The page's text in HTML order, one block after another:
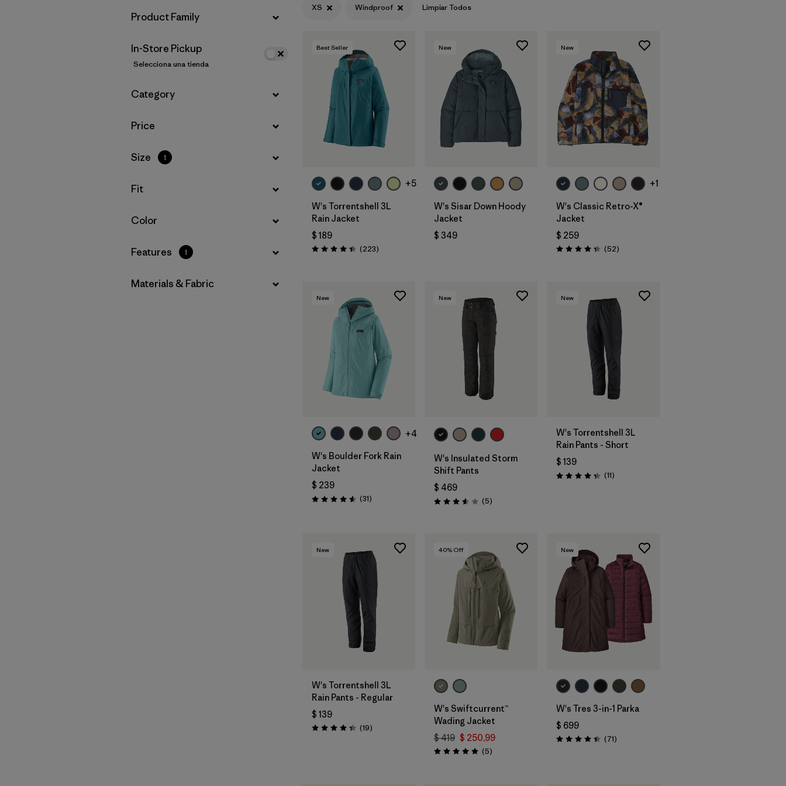
Filtrar por
Features
Filtrar por
Materials & Fabric
Filtrar por
Product Family
In-Store Pickup
Selecciona una tienda
Filtrar por
Category
Filtrar por
Price
Filtrar por
Size 1
Filtrar por
Fit
Filtrar por
Color
Filtrar por
Features 1
Filtrar por
Materials & Fabric
XS Windproof Limpiar Todos
Best Seller
+5
W's Torrentshell 3L
Rain Jacket
$ 189
Valoración: 4.4 / 5
(223Comentarios
)
New
W's Sisar Down Hoody
Jacket
$ 349
New
+1
W's Classic Retro-X®
Jacket
$ 259
Valoración: 4.3 / 5
(52Comentarios
)
New
+4
W's Boulder Fork Rain
Jacket
$ 239
Valoración: 4.5 / 5
(31Comentarios
)
New
W's Insulated Storm
Shift Pants
$ 469
Valoración: 3.6 / 5
(5Comentarios
)
New
W's Torrentshell 3L
Rain Pants - Short
$ 139
Valoración: 4.4 / 5
(11Comentarios
)
New
W's Torrentshell 3L
Rain Pants - Regular
$ 139
Valoración: 4.4 / 5
(19Comentarios
)
40% Off
W's Swiftcurrent™
Wading Jacket
$ 419 $ 250,99
Valoración: 5.0 / 5
(5Comentarios
)
New
W's Tres 3-in-1 Parka
$ 699
Valoración: 4.4 / 5
(71Comentarios
)